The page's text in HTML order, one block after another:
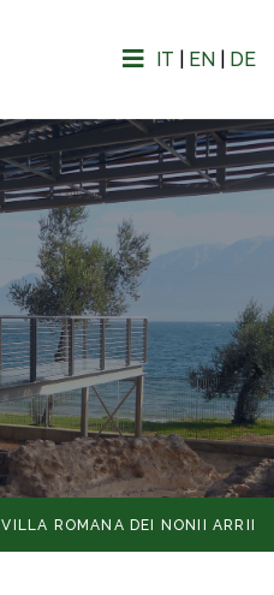
IT EN DE
VILLA ROMANA DEI NONII ARRII